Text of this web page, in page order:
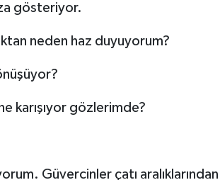
gösteriyor.
neden haz duyuyorum?
karışıyor gözlerimde?
Güvercinler çatı aralıklarından